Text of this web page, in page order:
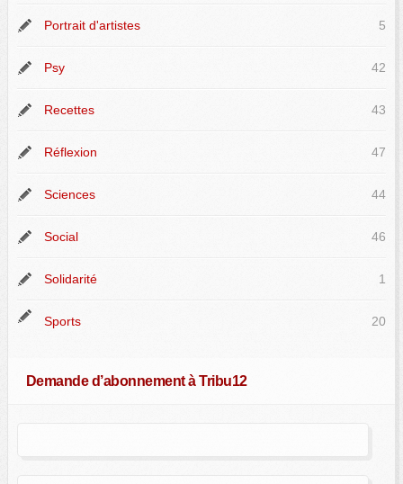
Portrait d'artistes 5
Psy 42
Recettes 43
Réflexion 47
Sciences 44
Social 46
Solidarité 1
Sports 20
Demande d’abonnement à Tribu12